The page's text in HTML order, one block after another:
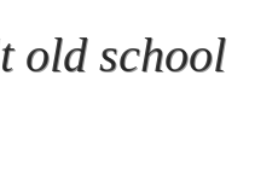
old school